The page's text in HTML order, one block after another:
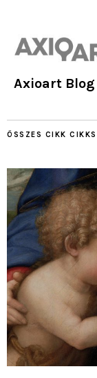
Axioart Blog
ÖSSZES CIKK